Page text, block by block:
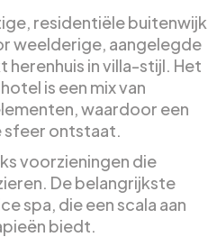
residentiële buitenwijk
weelderige, aangelegde
herenhuis in villa-stijl. Het
is een mix van
waardoor een
sfeer ontstaat.
voorzieningen die
De belangrijkste
spa, die een scala aan
biedt.